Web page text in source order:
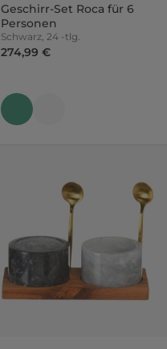
Geschirr-Set Roca für 6
Personen
Schwarz, 24 -tlg.
274,99 €